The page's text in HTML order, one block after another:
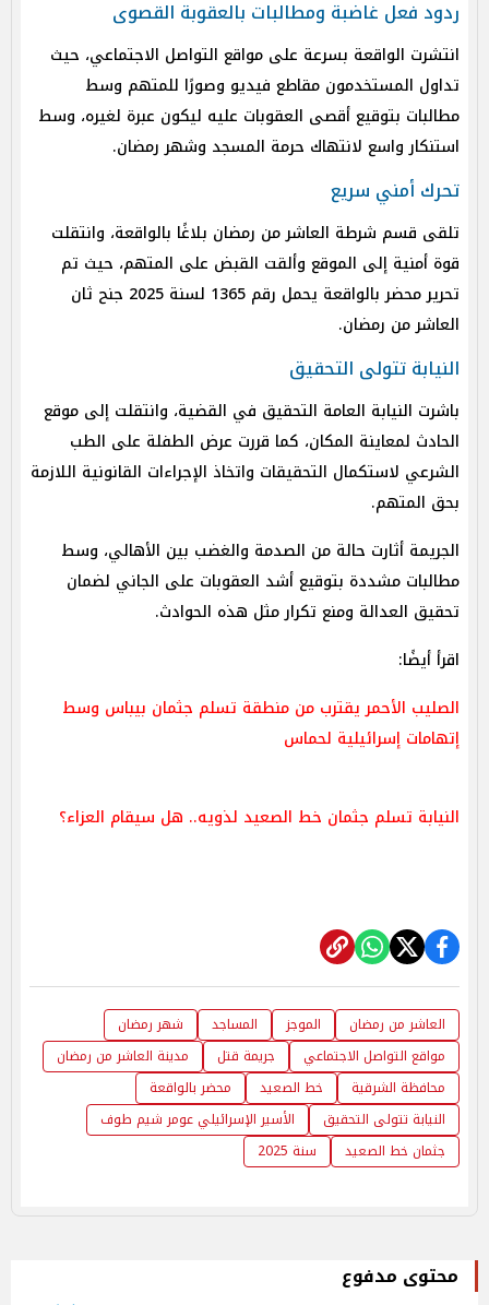
ردود فعل غاضبة ومطالبات بالعقوبة القصوى
انتشرت الواقعة بسرعة على مواقع التواصل الاجتماعي، حيث
تداول المستخدمون مقاطع فيديو وصورًا للمتهم وسط
مطالبات بتوقيع أقصى العقوبات عليه ليكون عبرة لغيره، وسط
استنكار واسع لانتهاك حرمة المسجد وشهر رمضان.
تحرك أمني سريع
تلقى قسم شرطة العاشر من رمضان بلاغًا بالواقعة، وانتقلت
قوة أمنية إلى الموقع وألقت القبض على المتهم، حيث تم
تحرير محضر بالواقعة يحمل رقم 1365 لسنة 2025 جنح ثان
العاشر من رمضان.
النيابة تتولى التحقيق
باشرت النيابة العامة التحقيق في القضية، وانتقلت إلى موقع
الحادث لمعاينة المكان، كما قررت عرض الطفلة على الطب
الشرعي لاستكمال التحقيقات واتخاذ الإجراءات القانونية اللازمة
بحق المتهم.
الجريمة أثارت حالة من الصدمة والغضب بين الأهالي، وسط
مطالبات مشددة بتوقيع أشد العقوبات على الجاني لضمان
تحقيق العدالة ومنع تكرار مثل هذه الحوادث.
اقرأ أيضًا:
الصليب الأحمر يقترب من منطقة تسلم جثمان بيباس وسط
إتهامات إسرائيلية لحماس
النيابة تسلم جثمان خط الصعيد لذويه.. هل سيقام العزاء؟
العاشر من رمضان الموجز المساجد
شهر رمضان
مواقع التواصل الاجتماعي
جريمة قتل
مدينة العاشر من رمضان
محافظة الشرقية
خط الصعيد
محضر بالواقعة
النيابة تتولى التحقيق
الأسير الإسرائيلي عومر شيم طوف
جثمان خط الصعيد
سنة 2025
محتوى مدفوع